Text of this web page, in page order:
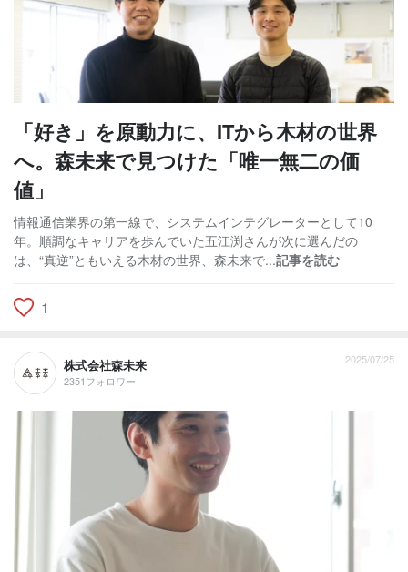
「好き」を原動力に、ITから木材の世界
へ。森未来で見つけた「唯一無二の価
値」
情報通信業界の第一線で、システムインテグレーターとして10
年。順調なキャリアを歩んでいた五江渕さんが次に選んだの
は、“真逆”ともいえる木材の世界、森未来で...記事を読む
1
株式会社森未来
2351フォロワー
2025/07/25